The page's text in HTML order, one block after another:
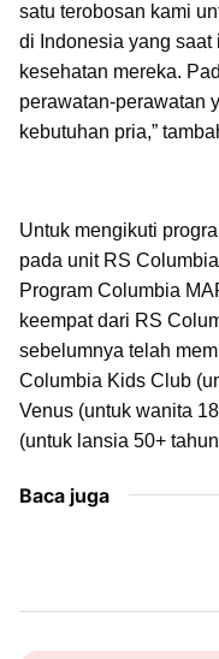
satu terobosan kami
di Indonesia yang
kesehatan mereka.
perawatan-perawatan
kebutuhan pria,”
Untuk mengikuti
pada unit RS
Program Columbia
keempat dari RS
sebelumnya telah
Columbia Kids Club
Venus (untuk wanita
(untuk lansia 50+
Baca juga